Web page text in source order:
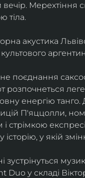
вечір.
тіла.
акустика
поєднання
розпочнеться
енергію танго.
П'яццолли,
і стрімкою
історію, у якій
зустрінуться
Duo у складі